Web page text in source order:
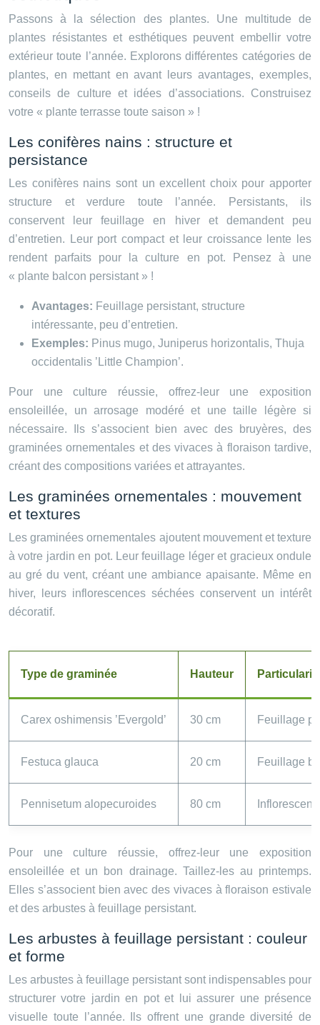
Passons à la sélection des plantes. Une multitude de
plantes résistantes et esthétiques peuvent embellir votre
extérieur toute l’année. Explorons différentes catégories de
plantes, en mettant en avant leurs avantages, exemples,
conseils de culture et idées d’associations. Construisez
votre « plante terrasse toute saison » !
Les conifères nains : structure et
persistance
Les conifères nains sont un excellent choix pour apporter
structure et verdure toute l’année. Persistants, ils
conservent leur feuillage en hiver et demandent peu
d’entretien. Leur port compact et leur croissance lente les
rendent parfaits pour la culture en pot. Pensez à une
« plante balcon persistant » !
Avantages: Feuillage persistant, structure
intéressante, peu d’entretien.
Exemples: Pinus mugo, Juniperus horizontalis, Thuja
occidentalis ’Little Champion’.
Pour une culture réussie, offrez-leur une exposition
ensoleillée, un arrosage modéré et une taille légère si
nécessaire. Ils s’associent bien avec des bruyères, des
graminées ornementales et des vivaces à floraison tardive,
créant des compositions variées et attrayantes.
Les graminées ornementales : mouvement
et textures
Les graminées ornementales ajoutent mouvement et texture
à votre jardin en pot. Leur feuillage léger et gracieux ondule
au gré du vent, créant une ambiance apaisante. Même en
hiver, leurs inflorescences séchées conservent un intérêt
décoratif.
Type de graminée Hauteur
Carex oshimensis ’Evergold’ 30 cm Feuillage
Festuca glauca 20 cm Feuillage
Pennisetum alopecuroides 80 cm
Pour une culture réussie, offrez-leur une exposition
ensoleillée et un bon drainage. Taillez-les au printemps.
Elles s’associent bien avec des vivaces à floraison estivale
et des arbustes à feuillage persistant.
Les arbustes à feuillage persistant : couleur
et forme
Les arbustes à feuillage persistant sont indispensables pour
structurer votre jardin en pot et lui assurer une présence
visuelle toute l’année. Ils offrent une grande diversité de